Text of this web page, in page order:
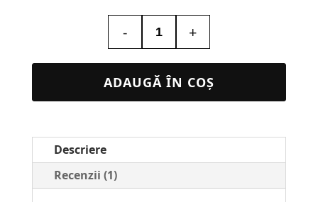
-
Cantitate
Lampă
LED
Personalizată
pentru
+
ADAUGĂ ÎN COȘ
Descriere
Recenzii (1)